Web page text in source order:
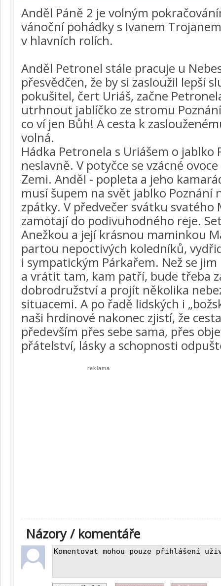
Anděl Páně 2 je volným
vánoční pohádky s Ivanem
v hlavních rolích.
Anděl Petronel stále pracuje u
přesvědčen, že by si zasloužil lepší
pokušitel, čert Uriáš, začne
utrhnout jablíčko ze stromu
co ví jen Bůh! A cesta k
volná.
Hádka Petronela s Uriášem o jablko
neslavně. V potyčce se vzácné
Zemi. Anděl - popleta a jeho
musí šupem na svět jablko Poznání
zpátky. V předvečer svátku svatého
zamotají do podivuhodného reje.
Anežkou a její krásnou maminkou
partou nepoctivých koledníků,
i sympatickým Párkařem. Než se
a vrátit tam, kam patří, bude třeba
dobrodružství a projít několika
situacemi. A po řadě lidských i
naši hrdinové nakonec zjistí, že
především přes sebe sama, přes
přátelství, lásky a schopnosti
reklama
Názory / komentáře